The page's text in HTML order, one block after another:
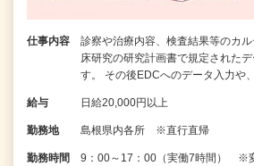
仕事内容
診察や治療内容、検査結果等のカ
床研究の研究計画書で規定された
す。 その後EDCへのデータ入力や
給与 日給20,000円以上
勤務地 島根県内各所 ※直行直帰
勤務時間
9：00～17：00（実働7時間） ※